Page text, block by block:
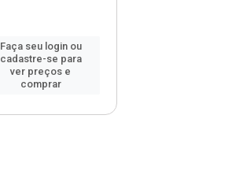
Faça seu login ou
cadastre-se para
ver preços e
comprar